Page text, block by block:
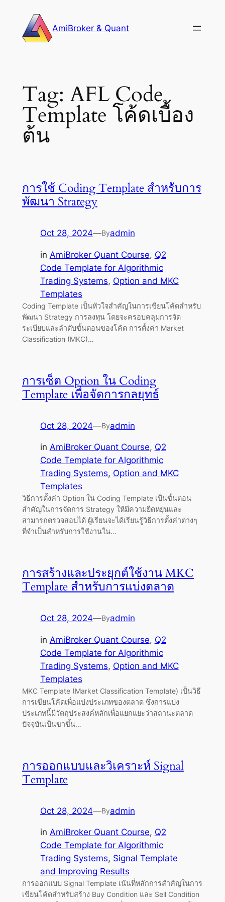
content
AmiBroker & Quant
Tag: AFL Code
Template โค้ดเบื้อง
ต้น
การใช้ Coding Template สำหรับการ
พัฒนา Strategy
Oct 28, 2024—Byadmin
in AmiBroker Quant Course, Q2
Code Template for Algorithmic
Trading Systems, Option and MKC
Templates
Coding Template เป็นหัวใจสำคัญในการเขียนโค้ดสำหรับ
พัฒนา Strategy การลงทุน โดยจะครอบคลุมการจัด
ระเบียบและลำดับขั้นตอนของโค้ด การตั้งค่า Market
Classification (MKC)…
การเซ็ต Option ใน Coding
Template เพื่อจัดการกลยุทธ์
Oct 28, 2024—Byadmin
in AmiBroker Quant Course, Q2
Code Template for Algorithmic
Trading Systems, Option and MKC
Templates
วิธีการตั้งค่า Option ใน Coding Template เป็นขั้นตอน
สำคัญในการจัดการ Strategy ให้มีความยืดหยุ่นและ
สามารถตรวจสอบได้ ผู้เรียนจะได้เรียนรู้วิธีการตั้งค่าต่างๆ
ที่จำเป็นสำหรับการใช้งานใน…
การสร้างและประยุกต์ใช้งาน MKC
Template สำหรับการแบ่งตลาด
Oct 28, 2024—Byadmin
in AmiBroker Quant Course, Q2
Code Template for Algorithmic
Trading Systems, Option and MKC
Templates
MKC Template (Market Classification Template) เป็นวิธี
การเขียนโค้ดเพื่อแบ่งประเภทของตลาด ซึ่งการแบ่ง
ประเภทนี้มีวัตถุประสงค์หลักเพื่อแยกแยะว่าสถานะตลาด
ปัจจุบันเป็นขาขึ้น…
การออกแบบและวิเคราะห์ Signal
Template
Oct 28, 2024—Byadmin
in AmiBroker Quant Course, Q2
Code Template for Algorithmic
Trading Systems, Signal Template
and Improving Results
การออกแบบ Signal Template เน้นที่หลักการสำคัญในการ
เขียนโค้ดสำหรับสร้าง Buy Condition และ Sell Condition